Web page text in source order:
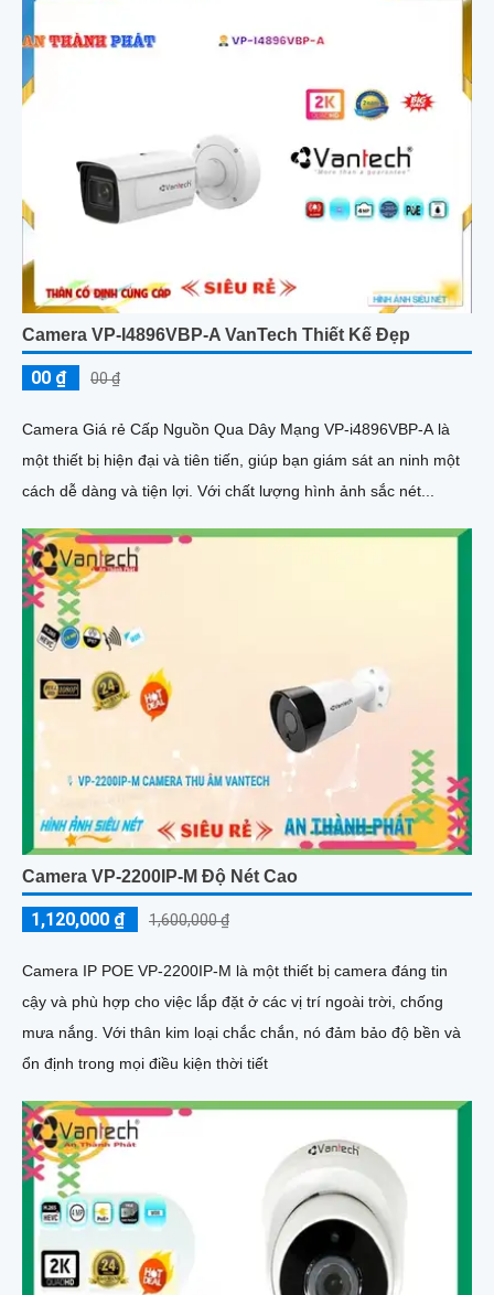
Camera VP-I4896VBP-A VanTech Thiết Kế Đẹp
00 ₫ 00 ₫
Camera Giá rẻ Cấp Nguồn Qua Dây Mạng VP-i4896VBP-A là
một thiết bị hiện đại và tiên tiến, giúp bạn giám sát an ninh một
cách dễ dàng và tiện lợi. Với chất lượng hình ảnh sắc nét...
Camera VP-2200IP-M Độ Nét Cao
1,120,000 ₫ 1,600,000 ₫
Camera IP POE VP-2200IP-M là một thiết bị camera đáng tin
cậy và phù hợp cho việc lắp đặt ở các vị trí ngoài trời, chống
mưa nắng. Với thân kim loại chắc chắn, nó đảm bảo độ bền và
ổn định trong mọi điều kiện thời tiết